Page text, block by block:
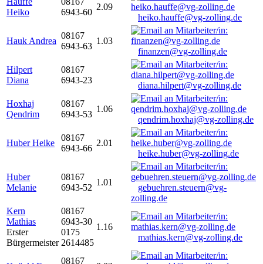
Heiko
6943-60
2.09
heiko.hauffe@vg-zolling.de
Hauk Andrea
08167
6943-63
1.03
finanzen@vg-zolling.de
Hilpert
Diana
08167
6943-23
diana.hilpert@vg-zolling.de
Hoxhaj
Qendrim
08167
6943-53
1.06
qendrim.hoxhaj@vg-zolling.de
Huber Heike
08167
6943-66
2.01
heike.huber@vg-zolling.de
Huber
Melanie
08167
6943-52
1.01
gebuehren.steuern@vg-
zolling.de
Kern
Mathias
Erster
Bürgermeister
08167
6943-30
0175
2614485
1.16
mathias.kern@vg-zolling.de
08167